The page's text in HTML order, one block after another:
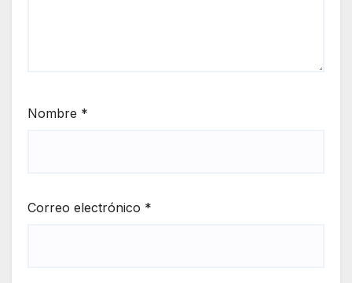
Nombre *
Correo electrónico *